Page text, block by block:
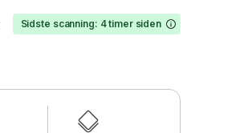
Sidste scanning: 4 timer siden